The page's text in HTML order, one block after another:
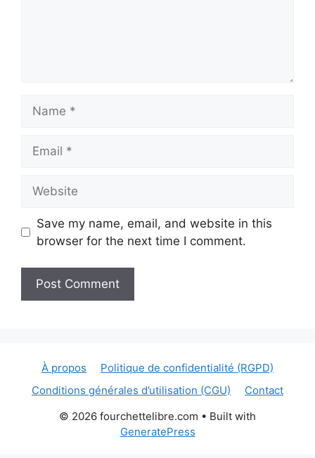
Save my name, email, and website in this
browser for the next time I comment.
À propos
Politique de confidentialité (RGPD)
Conditions générales d’utilisation (CGU)
Contact
© 2026 fourchettelibre.com • Built with
GeneratePress